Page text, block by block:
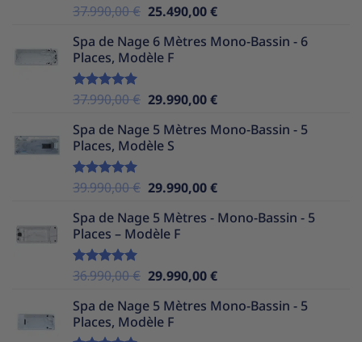
Note5.00
37.990,00€ Le
initial
était :
25.490,00€Le
actuel
Spa de Nage 6 Mètres Mono-Bassin - 6
Places, Modèle F
Note5.00
37.990,00€ Le
initial
était :
29.990,00€Le
actuel
Spa de Nage 5 Mètres Mono-Bassin - 5
Places, Modèle S
Note5.00
39.990,00€ Le
initial
était :
29.990,00€Le
actuel
Spa de Nage 5 Mètres - Mono-Bassin - 5
Places – Modèle F
Note5.00
36.990,00€ Le
initial
était :
29.990,00€Le
actuel
Spa de Nage 5 Mètres Mono-Bassin - 5
Places, Modèle F